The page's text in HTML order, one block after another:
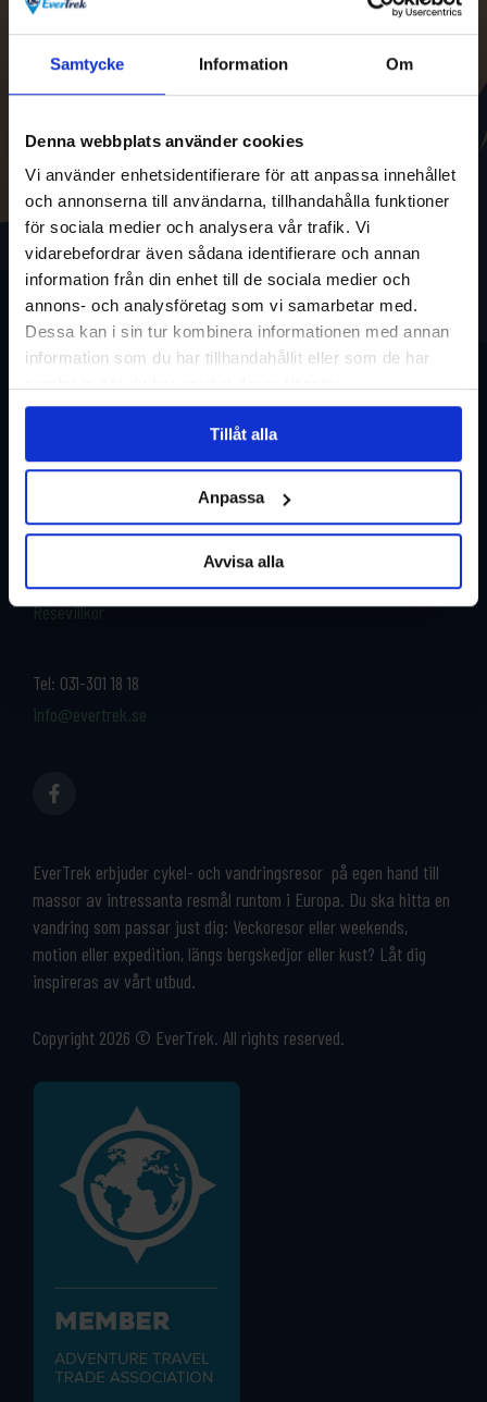
Samtycke Information Om
Denna webbplats använder cookies
Vi använder enhetsidentifierare för att anpassa innehållet
och annonserna till användarna, tillhandahålla funktioner
för sociala medier och analysera vår trafik. Vi
vidarebefordrar även sådana identifierare och annan
information från din enhet till de sociala medier och
annons- och analysföretag som vi samarbetar med.
Dessa kan i sin tur kombinera informationen med annan
information som du har tillhandahållit eller som de har
Tillåt alla
Anpassa
Avvisa alla
Tel: 031-301 18 18
info@evertrek.se
EverTrek erbjuder cykel- och vandringsresor på egen hand till
massor av intressanta resmål runtom i Europa. Du ska hitta en
vandring som passar just dig: Veckoresor eller weekends,
motion eller expedition, längs bergskedjor eller kust? Låt dig
inspireras av vårt utbud.
Copyright 2026 © EverTrek. All rights reserved.
Restyper
Om oss
Resevillkor
Boka och res tryggt med
EverTrek
Grupp & Konferens
Kontakta oss